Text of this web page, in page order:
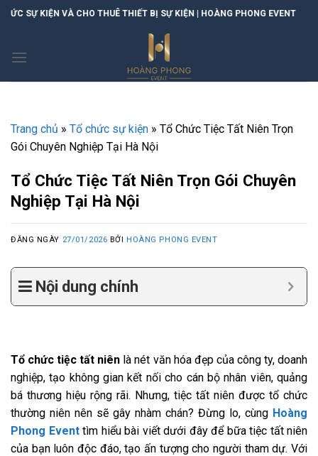
SkipSỰ KIỆN | HOÀNG PHONG EVENT
Trang chủ » Tổ chức sự kiện » Tổ Chức Tiệc Tất Niên Trọn
Gói Chuyên Nghiệp Tại Hà Nội
Tổ Chức Tiệc Tất Niên Trọn Gói Chuyên
Nghiệp Tại Hà Nội
ĐĂNG NGÀY 27/01/2026 BỞI HOÀNG PHONG EVENT
Nội dung chính
Tổ chức tiệc tất niên là nét văn hóa đẹp của công ty, doanh
nghiệp, tạo không gian kết nối cho cán bộ nhân viên, quảng
bá thương hiệu rộng rãi. Nhưng, tiệc tất niên được tổ chức
thường niên nên sẽ gây nhàm chán? Đừng lo, cùng Hoàng
Phong Event tìm hiểu bài viết dưới đây để bữa tiệc tất niên
của bạn luôn độc đáo, tạo ấn tượng cho người tham dự. Với